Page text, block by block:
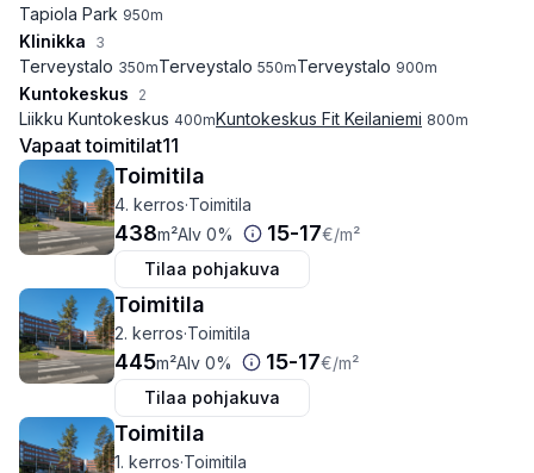
Tapiola Park 950m
Klinikka 3
Terveystalo 350mTerveystalo 550mTerveystalo 900m
Kuntokeskus 2
Liikku Kuntokeskus 400mKuntokeskus Fit Keilaniemi 800m
Vapaat toimitilat11
Toimitila
4. kerros·Toimitila
438m²Alv 0% 15-17€/m²
Tilaa pohjakuva
Toimitila
2. kerros·Toimitila
445m²Alv 0% 15-17€/m²
Tilaa pohjakuva
Toimitila
1. kerros·Toimitila